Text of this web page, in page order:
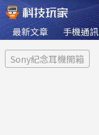
最新文章 手機通訊
Sony紀念耳機開箱